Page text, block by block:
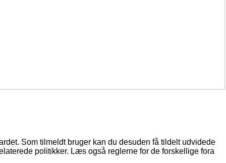
Som tilmeldt bruger kan du desuden få tildelt udvidede
politikker. Læs også reglerne for de forskellige fora